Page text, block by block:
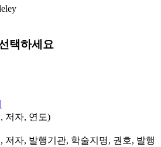
택하세요
저자, 연도)
저자, 발행기관, 학술지명, 권호, 발행